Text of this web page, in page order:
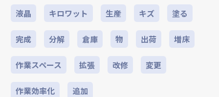
液晶 キロワット 生産 キズ 塗る
完成 分解 倉庫 物 出荷 増床
作業スペース 拡張 改修 変更
作業効率化 追加